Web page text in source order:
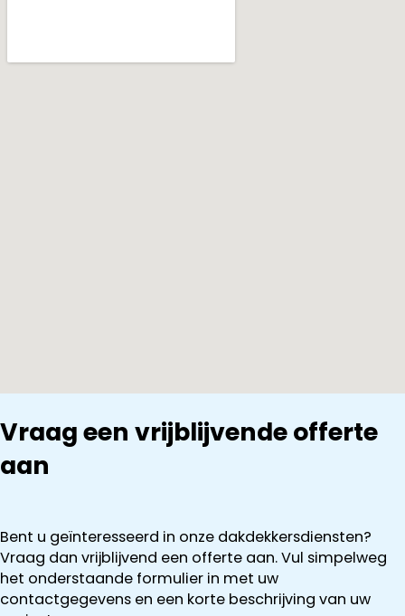
Vraag een vrijblijvende offerte
aan
Bent u geïnteresseerd in onze dakdekkersdiensten?
Vraag dan vrijblijvend een offerte aan. Vul simpelweg
het onderstaande formulier in met uw
contactgegevens en een korte beschrijving van uw